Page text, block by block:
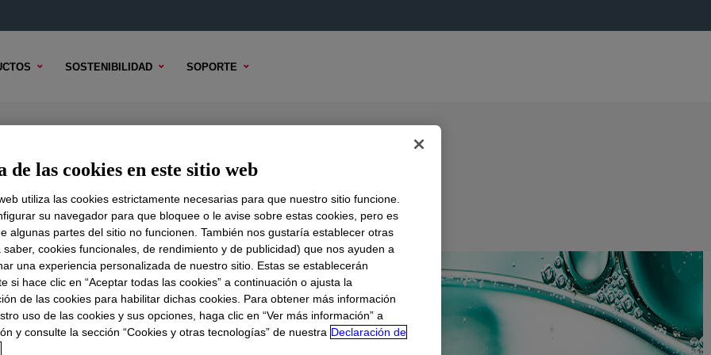
SOSTENIBILIDAD SOPORTE
TÉCNICO OPCIONES DE MUESTRA OPCIONES DE COMPRA
de las cookies en este sitio web
utiliza las cookies estrictamente necesarias para que nuestro sitio funcione.
su navegador para que bloquee o le avise sobre estas cookies, pero es
algunas partes del sitio no funcionen. También nos gustaría establecer otras
saber, cookies funcionales, de rendimiento y de publicidad) que nos ayuden a
una experiencia personalizada de nuestro sitio. Estas se establecerán
si hace clic en “Aceptar todas las cookies” a continuación o ajusta la
de las cookies para habilitar dichas cookies. Para obtener más información
uso de las cookies y sus opciones, haga clic en “Ver más información” a
y consulte la sección “Cookies y otras tecnologías” de nuestra Declaración de